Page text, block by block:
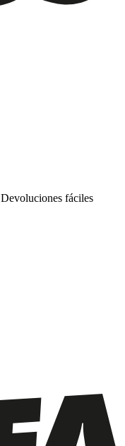
Devoluciones fáciles